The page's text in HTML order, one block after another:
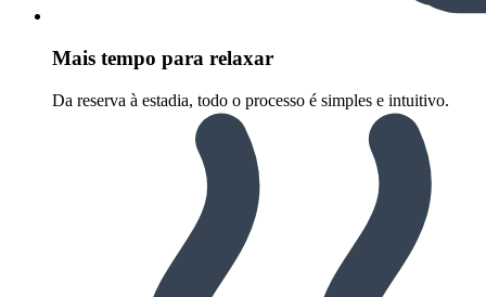
Mais tempo para relaxar
Da reserva à estadia, todo o processo é simples e intuitivo.